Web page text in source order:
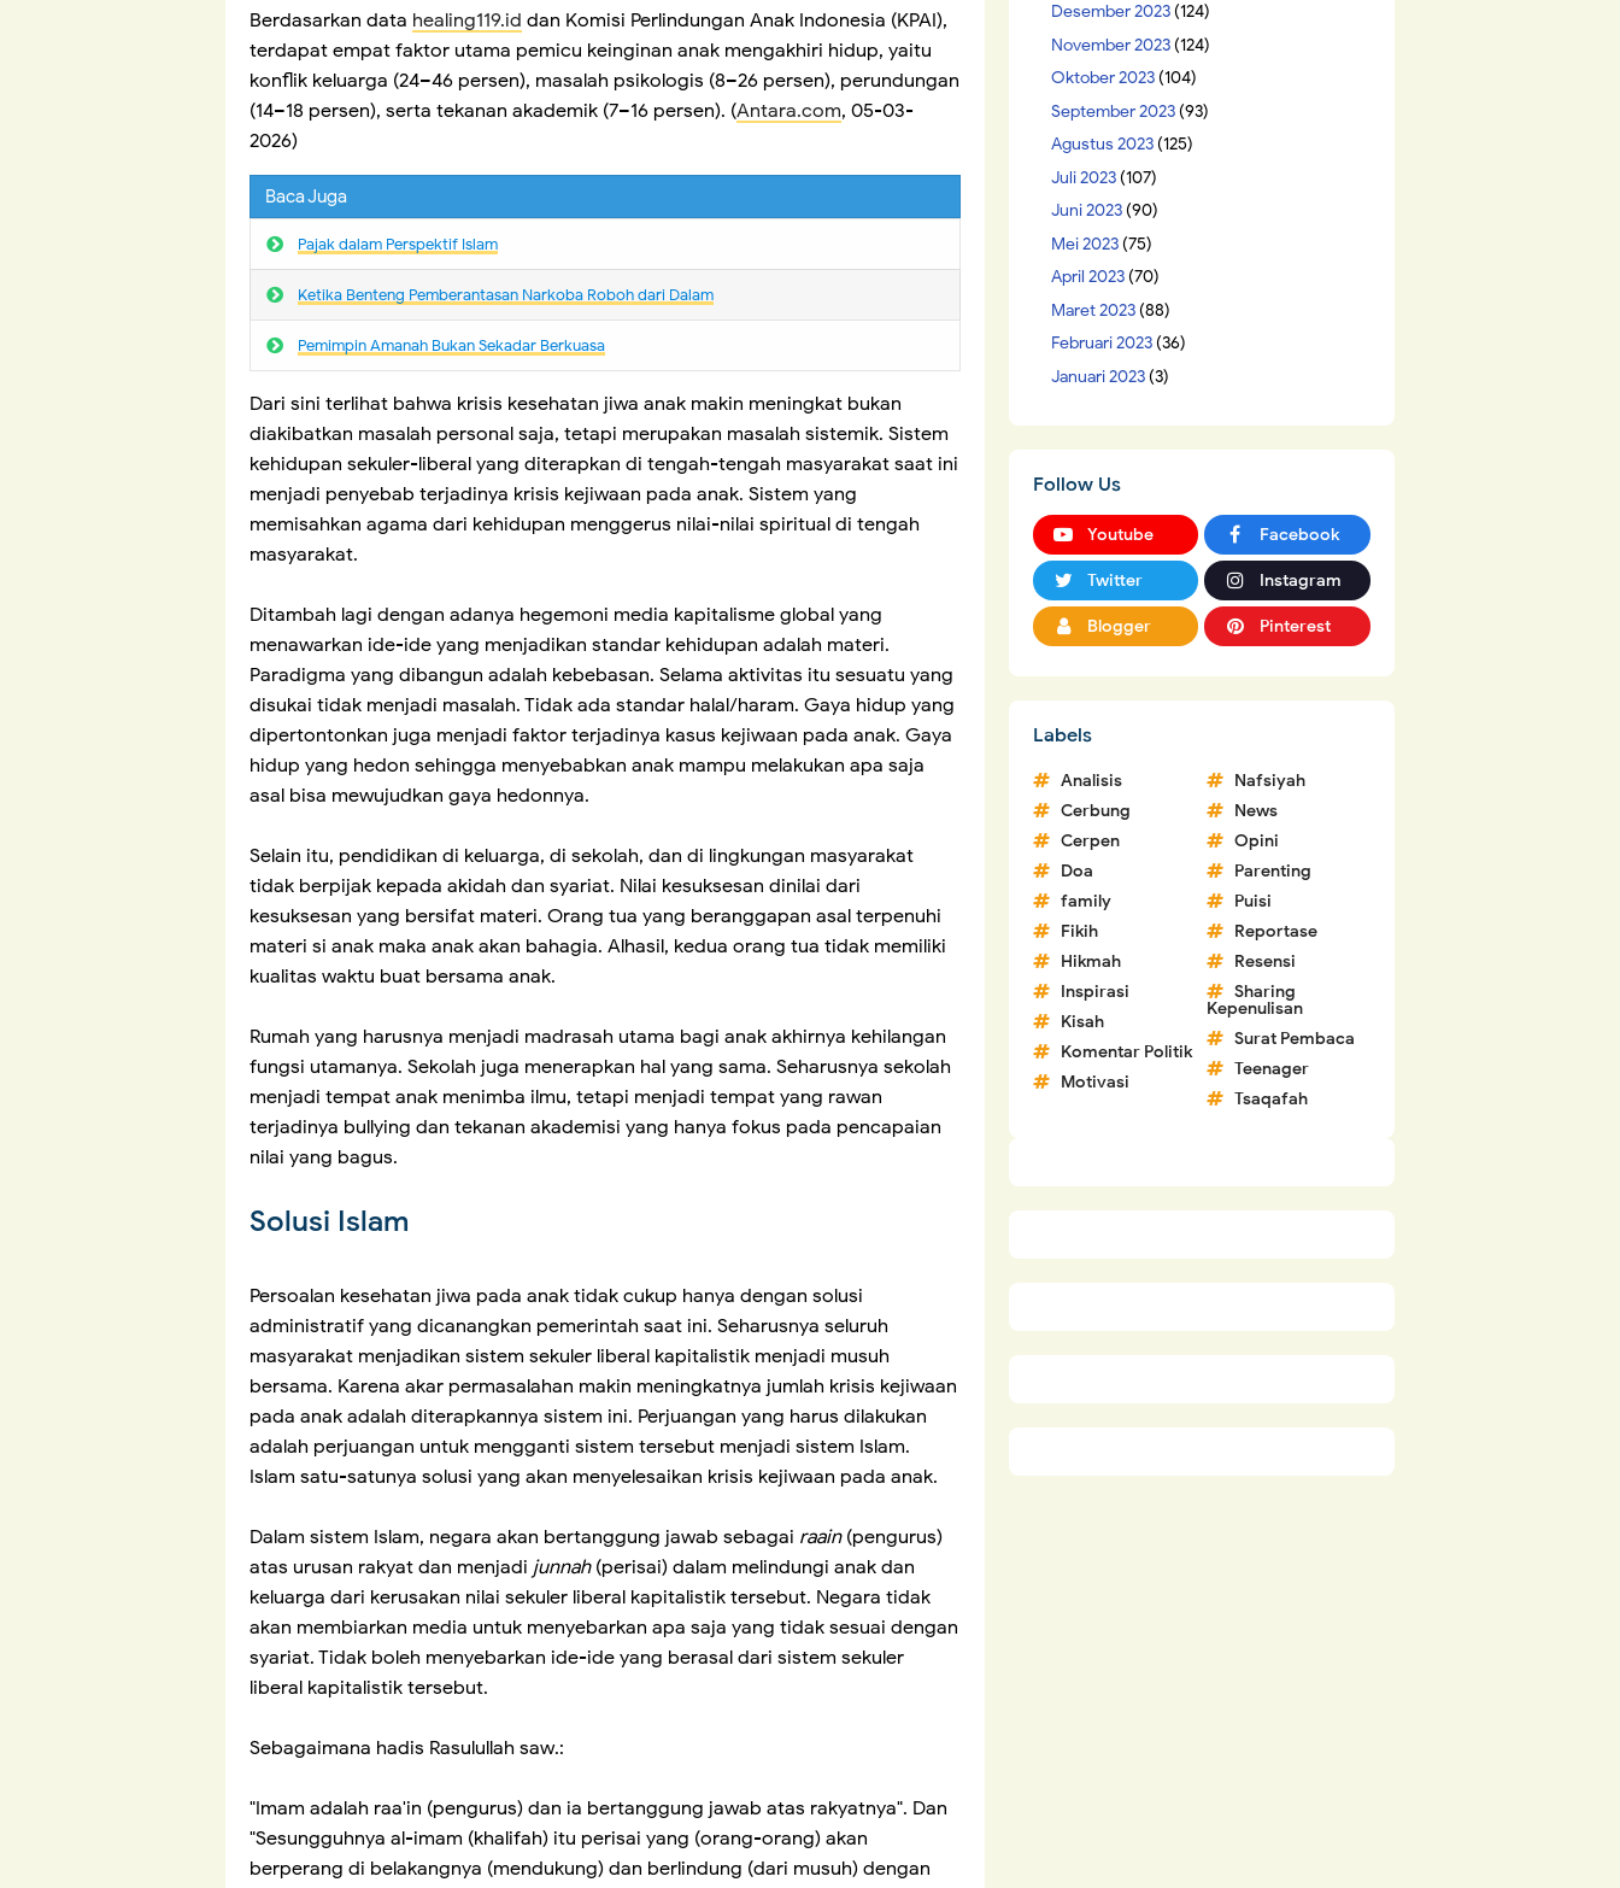
Berdasarkan data healing119.id dan Komisi Perlindungan Anak Indonesia (KPAI),
terdapat empat faktor utama pemicu keinginan anak mengakhiri hidup, yaitu
konflik keluarga (24–46 persen), masalah psikologis (8–26 persen), perundungan
(14–18 persen), serta tekanan akademik (7–16 persen). (Antara.com, 05-03-
2026)
Baca Juga
Pajak dalam Perspektif Islam
Ketika Benteng Pemberantasan Narkoba Roboh dari Dalam
Pemimpin Amanah Bukan Sekadar Berkuasa
Dari sini terlihat bahwa krisis kesehatan jiwa anak makin meningkat bukan
diakibatkan masalah personal saja, tetapi merupakan masalah sistemik. Sistem
kehidupan sekuler-liberal yang diterapkan di tengah-tengah masyarakat saat ini
menjadi penyebab terjadinya krisis kejiwaan pada anak. Sistem yang
memisahkan agama dari kehidupan menggerus nilai-nilai spiritual di tengah
masyarakat.
Ditambah lagi dengan adanya hegemoni media kapitalisme global yang
menawarkan ide-ide yang menjadikan standar kehidupan adalah materi.
Paradigma yang dibangun adalah kebebasan. Selama aktivitas itu sesuatu yang
disukai tidak menjadi masalah. Tidak ada standar halal/haram. Gaya hidup yang
dipertontonkan juga menjadi faktor terjadinya kasus kejiwaan pada anak. Gaya
hidup yang hedon sehingga menyebabkan anak mampu melakukan apa saja
asal bisa mewujudkan gaya hedonnya.
Selain itu, pendidikan di keluarga, di sekolah, dan di lingkungan masyarakat
tidak berpijak kepada akidah dan syariat. Nilai kesuksesan dinilai dari
kesuksesan yang bersifat materi. Orang tua yang beranggapan asal terpenuhi
materi si anak maka anak akan bahagia. Alhasil, kedua orang tua tidak memiliki
kualitas waktu buat bersama anak.
Rumah yang harusnya menjadi madrasah utama bagi anak akhirnya kehilangan
fungsi utamanya. Sekolah juga menerapkan hal yang sama. Seharusnya sekolah
menjadi tempat anak menimba ilmu, tetapi menjadi tempat yang rawan
terjadinya bullying dan tekanan akademisi yang hanya fokus pada pencapaian
nilai yang bagus.
Solusi Islam
Persoalan kesehatan jiwa pada anak tidak cukup hanya dengan solusi
administratif yang dicanangkan pemerintah saat ini. Seharusnya seluruh
masyarakat menjadikan sistem sekuler liberal kapitalistik menjadi musuh
bersama. Karena akar permasalahan makin meningkatnya jumlah krisis kejiwaan
pada anak adalah diterapkannya sistem ini. Perjuangan yang harus dilakukan
adalah perjuangan untuk mengganti sistem tersebut menjadi sistem Islam.
Islam satu-satunya solusi yang akan menyelesaikan krisis kejiwaan pada anak.
Dalam sistem Islam, negara akan bertanggung jawab sebagai raain(pengurus)
atas urusan rakyat dan menjadi junnah(perisai) dalam melindungi anak dan
keluarga dari kerusakan nilai sekuler liberal kapitalistik tersebut. Negara tidak
akan membiarkan media untuk menyebarkan apa saja yang tidak sesuai dengan
syariat. Tidak boleh menyebarkan ide-ide yang berasal dari sistem sekuler
liberal kapitalistik tersebut.
Sebagaimana hadis Rasulullah saw.:
"Imam adalah raa'in (pengurus) dan ia bertanggung jawab atas rakyatnya". Dan
"Sesungguhnya al-imam (khalifah) itu perisai yang (orang-orang) akan
berperang di belakangnya (mendukung) dan berlindung (dari musuh) dengan
Desember 2023(124)
November 2023(124)
Oktober 2023(104)
September 2023(93)
Agustus 2023(125)
Juli 2023(107)
Juni 2023(90)
Mei 2023(75)
April 2023(70)
Maret 2023(88)
Februari 2023(36)
Januari 2023(3)
Follow Us
Youtube Facebook
Twitter Instagram
Blogger Pinterest
Labels
Analisis
Cerbung
Cerpen
Doa
family
Fikih
Hikmah
Inspirasi
Kisah
Komentar Politik
Motivasi
Nafsiyah
News
Opini
Parenting
Puisi
Reportase
Resensi
Sharing
Kepenulisan
Surat Pembaca
Teenager
Tsaqafah